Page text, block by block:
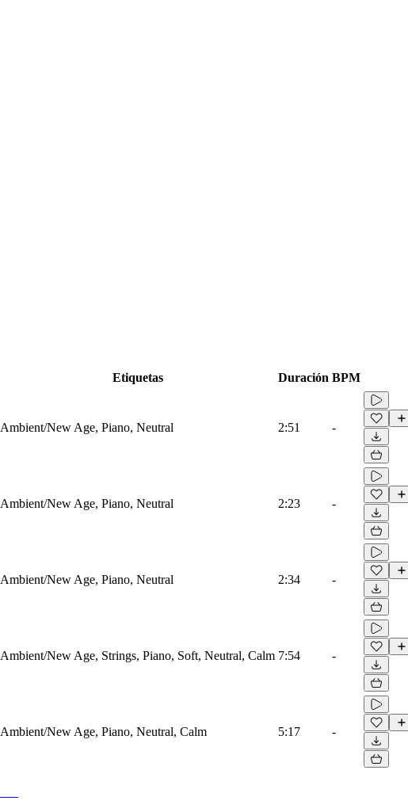
Etiquetas Duración BPM
Ambient/New Age, Piano, Neutral 2:51 -
Ambient/New Age, Piano, Neutral 2:23 -
Ambient/New Age, Piano, Neutral 2:34 -
Ambient/New Age, Strings, Piano, Soft, Neutral, Calm 7:54 -
Ambient/New Age, Piano, Neutral, Calm 5:17 -